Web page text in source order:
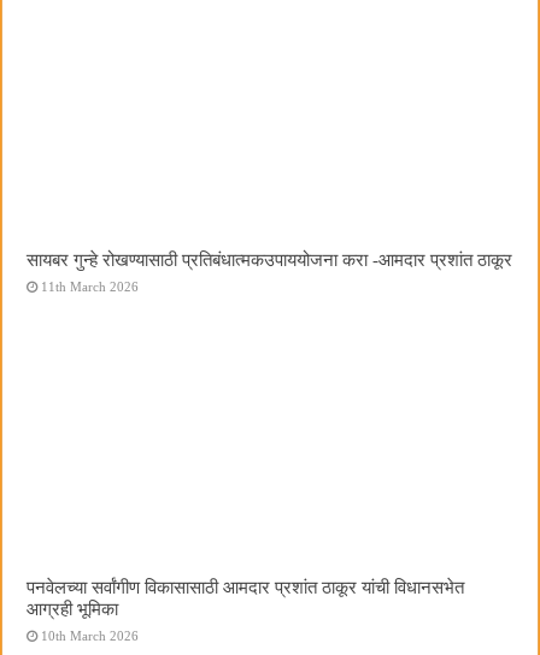
सायबर गुन्हे रोखण्यासाठी प्रतिबंधात्मकउपाययोजना करा -आमदार प्रशांत ठाकूर
11th March 2026
पनवेलच्या सर्वांगीण विकासासाठी आमदार प्रशांत ठाकूर यांची विधानसभेत
आग्रही भूमिका
10th March 2026